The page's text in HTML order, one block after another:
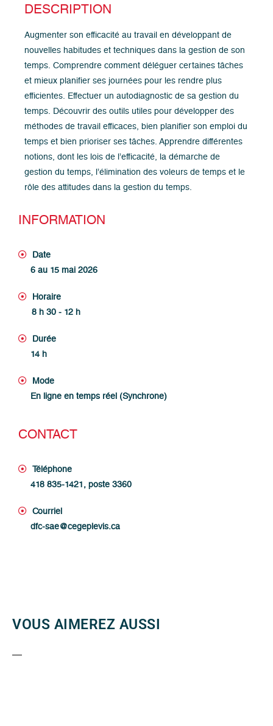
DESCRIPTION
Augmenter son efficacité au travail en développant de
nouvelles habitudes et techniques dans la gestion de son
temps. Comprendre comment déléguer certaines tâches
et mieux planifier ses journées pour les rendre plus
efficientes. Effectuer un autodiagnostic de sa gestion du
temps. Découvrir des outils utiles pour développer des
méthodes de travail efficaces, bien planifier son emploi du
temps et bien prioriser ses tâches. Apprendre différentes
notions, dont les lois de l’efficacité, la démarche de
gestion du temps, l’élimination des voleurs de temps et le
rôle des attitudes dans la gestion du temps.
INFORMATION
Date
6 au 15 mai 2026
Horaire
8 h 30 - 12 h
Durée
14 h
Mode
En ligne en temps réel (Synchrone)
CONTACT
Téléphone
418 835-1421, poste 3360
Courriel
dfc-sae@cegeplevis.ca
VOUS AIMEREZ AUSSI